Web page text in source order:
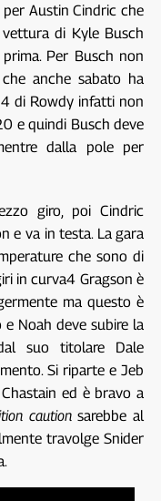
Austin Cindric che
di Kyle Busch
Per Busch non
anche sabato ha
di Rowdy infatti non
e quindi Busch deve
dalla pole per
giro, poi Cindric
e va in testa. La gara
che sono di
in curva4 Gragson è
ma questo è
Noah deve subire la
suo titolare Dale
Si riparte e Jeb
ed è bravo a
cautionsarebbe al
travolge Snider